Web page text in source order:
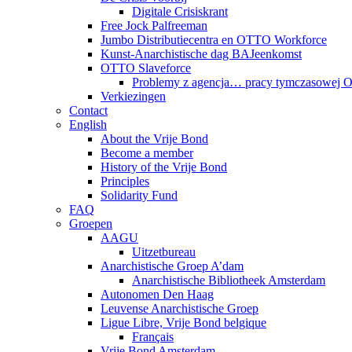
Digitale Crisiskrant
Free Jock Palfreeman
Jumbo Distributiecentra en OTTO Workforce
Kunst-Anarchistische dag BAJeenkomst
OTTO Slaveforce
Problemy z agencja… pracy tymczasowej
Verkiezingen
Contact
English
About the Vrije Bond
Become a member
History of the Vrije Bond
Principles
Solidarity Fund
FAQ
Groepen
AAGU
Uitzetbureau
Anarchistische Groep A’dam
Anarchistische Bibliotheek Amsterdam
Autonomen Den Haag
Leuvense Anarchistische Groep
Ligue Libre, Vrije Bond belgique
Français